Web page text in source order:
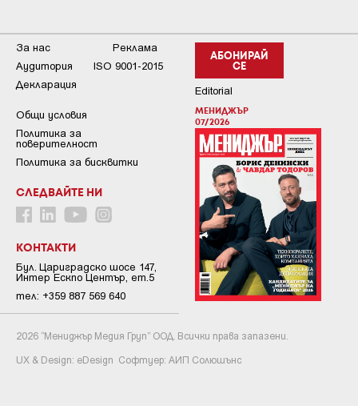
АБОНИРАЙ
СЕ
Editorial
МЕНИДЖЪР
07/2026
За нас
Реклама
Аудитория
ISO 9001-2015
Декларация
Общи условия
Пoлитикa зa
пoвepитeлнocт
Политика за бисквитки
СЛЕДВАЙТЕ НИ
КОНТАКТИ
Бул. Цариградско шосе 147,
Интер Ескпо Център, ет.5
тел: +359 887 569 640
2026 “Мениджър Медия Груп” ООД. Всички права запазени.
UX & Design: eDesign Софтуер: АИП Солюшънс